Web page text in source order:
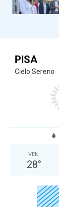
PISA
Cielo Sereno
VEN
28°